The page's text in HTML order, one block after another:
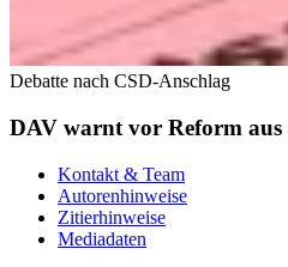
Debatte nach CSD-Anschlag
DAV warnt vor Reform aus
Kontakt & Team
Autorenhinweise
Zitierhinweise
Mediadaten